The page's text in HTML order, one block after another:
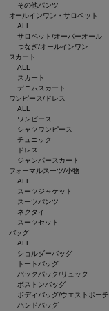
その他パンツ
オールインワン・サロペット
ALL
サロペット/オーバーオール
つなぎ/オールインワン
スカート
ALL
スカート
デニムスカート
ワンピース/ドレス
ALL
ワンピース
シャツワンピース
チュニック
ドレス
ジャンパースカート
フォーマルスーツ/小物
ALL
スーツジャケット
スーツパンツ
ネクタイ
スーツセット
バッグ
ALL
ショルダーバッグ
トートバッグ
バックパック/リュック
ボストンバッグ
ボディバッグ/ウエストポーチ
ハンドバッグ